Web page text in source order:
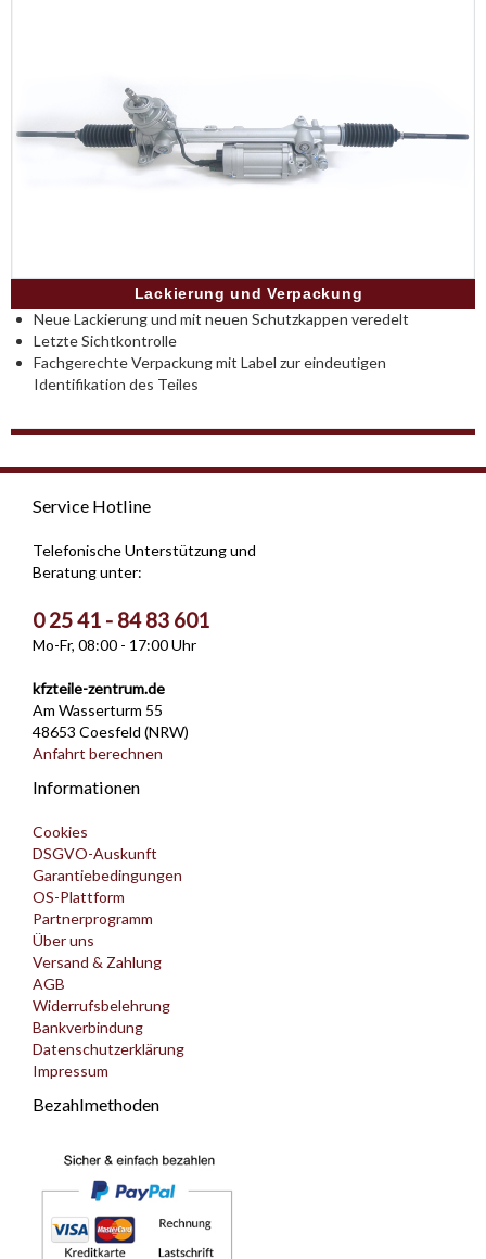
Lackierung und Verpackung
Neue Lackierung und mit neuen Schutzkappen veredelt
Letzte Sichtkontrolle
Fachgerechte Verpackung mit Label zur eindeutigen
Identifikation des Teiles
Service Hotline
Telefonische Unterstützung und
Beratung unter:
0 25 41 - 84 83 601
Mo-Fr, 08:00 - 17:00 Uhr
kfzteile-zentrum.de
Am Wasserturm 55
48653 Coesfeld (NRW)
Anfahrt berechnen
Informationen
Cookies
DSGVO-Auskunft
Garantiebedingungen
OS-Plattform
Partnerprogramm
Über uns
Versand & Zahlung
AGB
Widerrufsbelehrung
Bankverbindung
Datenschutzerklärung
Impressum
Bezahlmethoden